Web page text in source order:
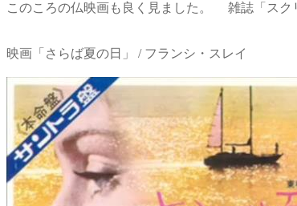
このころの仏映画も良く見ました。 雑誌「スク
映画「さらば夏の日」 / フランシ・スレイ